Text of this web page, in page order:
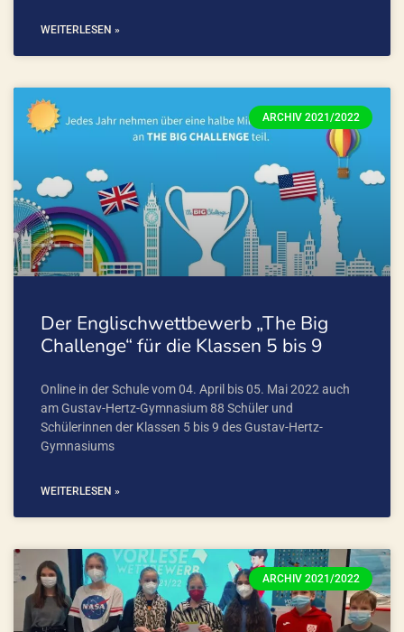
WEITERLESEN »
ARCHIV 2021/2022
Der Englischwettbewerb „The Big
Challenge“ für die Klassen 5 bis 9
Online in der Schule vom 04. April bis 05. Mai 2022 auch
am Gustav-Hertz-Gymnasium 88 Schüler und
Schülerinnen der Klassen 5 bis 9 des Gustav-Hertz-
Gymnasiums
WEITERLESEN »
ARCHIV 2021/2022